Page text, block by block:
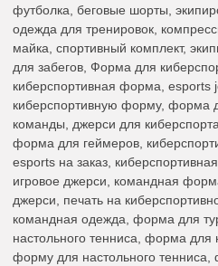
футболка, беговые шорты,
одежда для тренировок,
майка, спортивный комплект,
для забегов, Форма для
киберспортивная форма, esports
киберспортивную форму, форма
команды, джерси для
форма для геймеров,
esports на заказ,
игровое джерси, командная
джерси, печать на
командная одежда, форма для
настольного тенниса, форма для
форму для настольного тенниса,